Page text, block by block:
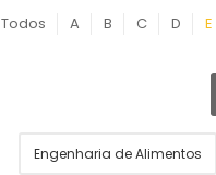
Todos A B C D E
Engenharia de Alimentos